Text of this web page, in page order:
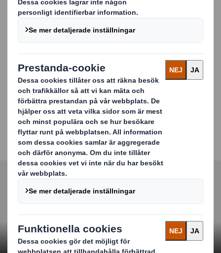
Effektiviteten hos utomhusreklam beror främst på att
den nästan oundvikligen når en stor publik.
Möjligheterna för utomhusreklam är mycket
omfattande, från stora reklamtavlor och banderoller vid
vägar till bussar, tåg och stationsutrymmen.
Easyad är ett enkelt och heltäckande system för
reklamtavlor samt reklam på fordon och stolpar.
Affischerna tillverkas av wellpapp och monteras i ett
ramverkssystem utan lim. Materialet är väder- och
vindbeständigt samt enkelt att byta ut. Det är
dessutom återvinningsbart, precis som annan wellpapp.
Carousel. Use previous and next buttons to move